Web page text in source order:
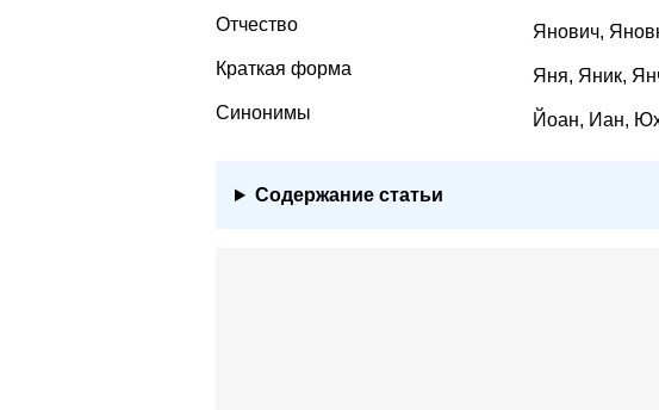
Отчество
Янович,
Краткая форма
Яня, Яник,
Синонимы
Йоан, Иан,
Содержание статьи